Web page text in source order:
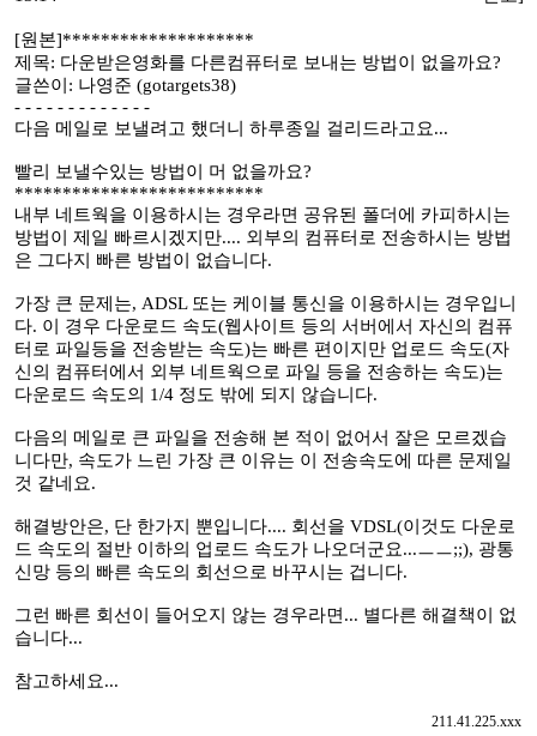
[원본]********************
제목: 다운받은영화를 다른컴퓨터로 보내는 방법이 없을까요?
글쓴이: 나영준 (gotargets38)
- - - - - - - - - - - - -
다음 메일로 보낼려고 했더니 하루종일 걸리드라고요...
빨리 보낼수있는 방법이 머 없을까요?
**************************
내부 네트웍을 이용하시는 경우라면 공유된 폴더에 카피하시는
방법이 제일 빠르시겠지만.... 외부의 컴퓨터로 전송하시는 방법
은 그다지 빠른 방법이 없습니다.
가장 큰 문제는, ADSL 또는 케이블 통신을 이용하시는 경우입니
다. 이 경우 다운로드 속도(웹사이트 등의 서버에서 자신의 컴퓨
터로 파일등을 전송받는 속도)는 빠른 편이지만 업로드 속도(자
신의 컴퓨터에서 외부 네트웍으로 파일 등을 전송하는 속도)는
다운로드 속도의 1/4 정도 밖에 되지 않습니다.
다음의 메일로 큰 파일을 전송해 본 적이 없어서 잘은 모르겠습
니다만, 속도가 느린 가장 큰 이유는 이 전송속도에 따른 문제일
것 같네요.
해결방안은, 단 한가지 뿐입니다.... 회선을 VDSL(이것도 다운로
드 속도의 절반 이하의 업로드 속도가 나오더군요...ㅡㅡ;;), 광통
신망 등의 빠른 속도의 회선으로 바꾸시는 겁니다.
그런 빠른 회선이 들어오지 않는 경우라면... 별다른 해결책이 없
습니다...
참고하세요...
211.41.225.xxx